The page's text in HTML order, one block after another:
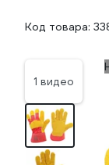
Код товара:
1 видео